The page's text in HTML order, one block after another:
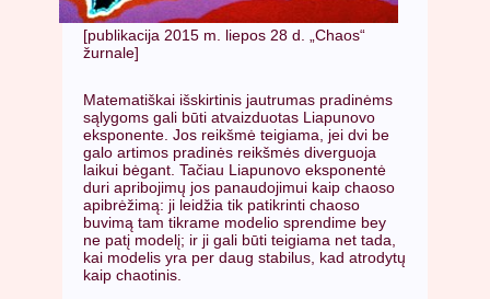
[publikacija 2015 m. liepos 28 d. „Chaos“
žurnale]
Matematiškai išskirtinis jautrumas pradinėms
sąlygoms gali būti atvaizduotas Liapunovo
eksponente. Jos reikšmė teigiama, jei dvi be
galo artimos pradinės reikšmės diverguoja
laikui bėgant. Tačiau Liapunovo eksponentė
duri apribojimų jos panaudojimui kaip chaoso
apibrėžimą: ji leidžia tik patikrinti chaoso
buvimą tam tikrame modelio sprendime bey
ne patį modelį; ir ji gali būti teigiama net tada,
kai modelis yra per daug stabilus, kad atrodytų
kaip chaotinis.